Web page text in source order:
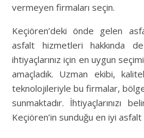
vermeyen firmaları seçin.
Keçiören’deki önde gelen
asfalt hizmetleri hakkında
ihtiyaçlarınız için en uygun
amaçladık. Uzman ekibi,
teknolojileriyle bu firmalar,
sunmaktadır. İhtiyaçlarınızı
Keçiören’in sunduğu en iyi